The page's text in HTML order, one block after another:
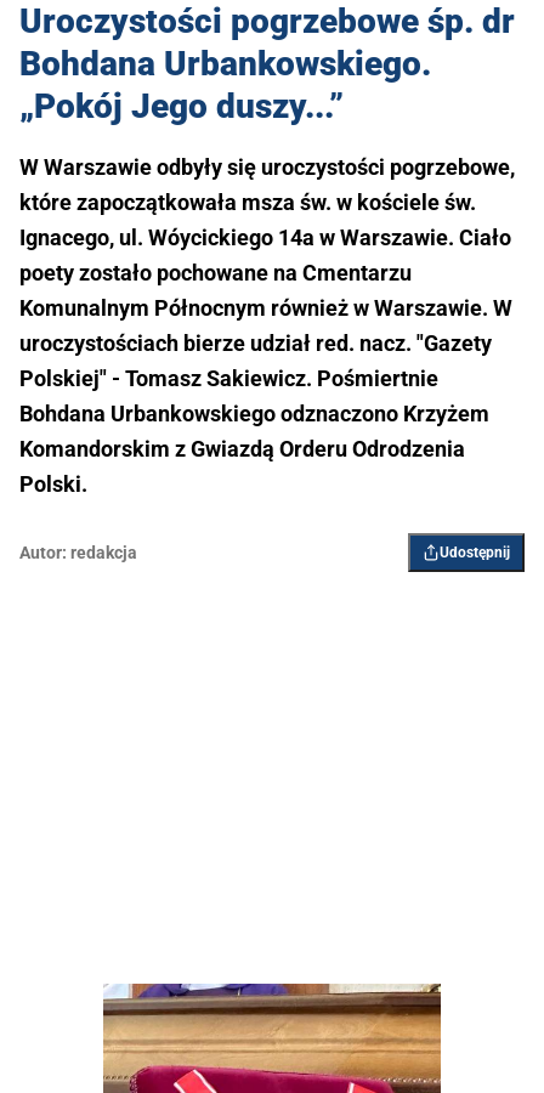
Uroczystości pogrzebowe śp. dr
Bohdana Urbankowskiego.
„Pokój Jego duszy...”
W Warszawie odbyły się uroczystości pogrzebowe,
które zapoczątkowała msza św. w kościele św.
Ignacego, ul. Wóycickiego 14a w Warszawie. Ciało
poety zostało pochowane na Cmentarzu
Komunalnym Północnym również w Warszawie. W
uroczystościach bierze udział red. nacz. "Gazety
Polskiej" - Tomasz Sakiewicz. Pośmiertnie
Bohdana Urbankowskiego odznaczono Krzyżem
Komandorskim z Gwiazdą Orderu Odrodzenia
Polski.
Autor: redakcja Udostępnij